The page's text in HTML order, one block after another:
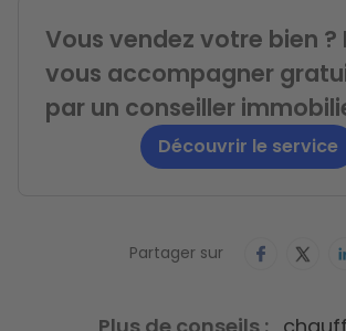
Vous vendez votre bien ?
vous accompagner
par un conseiller
Découvrir le service
Partager sur